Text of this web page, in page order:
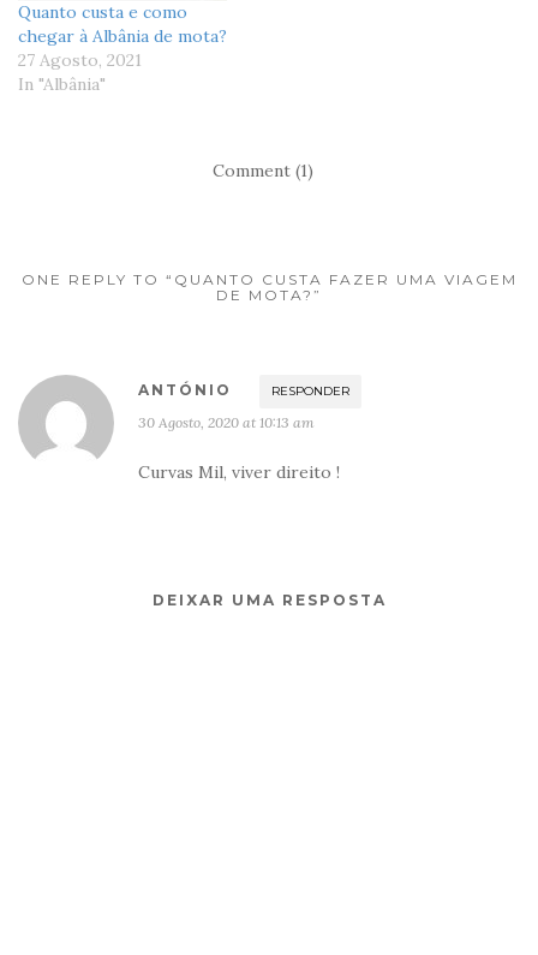
Quanto custa e como
chegar à Albânia de mota?
27 Agosto, 2021
In "Albânia"
Comment (1)
ONE REPLY TO “QUANTO CUSTA FAZER UMA VIAGEM
DE MOTA?”
ANTÓNIO RESPONDER
30 Agosto, 2020 at 10:13 am
Curvas Mil, viver direito !
DEIXAR UMA RESPOSTA